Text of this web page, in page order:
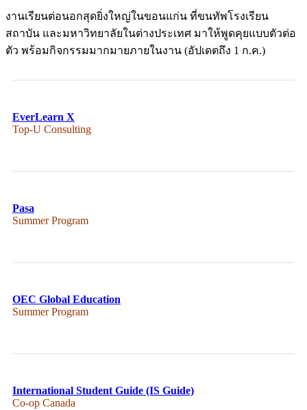
งานเรียนต่อนอกสุดยิ่งใหญ่ในขอนแก่น ที่ขนทัพโรงเรียน
สถาบัน และมหาวิทยาลัยในต่างประเทศ มาให้พูดคุยแบบตัวต่อ
ตัว พร้อมกิจกรรมมากมายภายในงาน (อัปเดตถึง 1 ก.ค.)
EverLearn X
Top-U Consulting
Pasa
Summer Program
OEC Global Education
Summer Program
International Student Guide (IS Guide)
Co-op Canada